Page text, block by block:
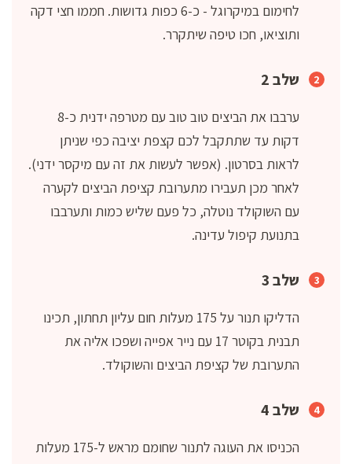
לחימום במיקרוגל - כ-6 כפות גדושות. חממו חצי דקה
ותוציאו, חכו טיפה שיתקרר.
שלב 2
ערבבו את הביצים טוב טוב עם מטרפה ידנית כ-8
דקות עד שתתקבל לכם קצפת יציבה כפי שניתן
לראות בסרטון. (אפשר לעשות את זה עם מיקסר ידני).
לאחר מכן תעבירו מתערובת קציפת הביצים לקערה
עם השוקולד נוטלה, כל פעם שליש כמות ותערבבו
בתנועת קיפול עדינה.
שלב 3
הדליקו תנור על 175 מעלות חום עליון תחתון, תכינו
תבנית בקוטר 17 עם נייר אפייה ושפכו אליה את
התערובת של קציפת הביצים והשוקולד.
שלב 4
הכניסו את העוגה לתנור שחומם מראש ל-175 מעלות